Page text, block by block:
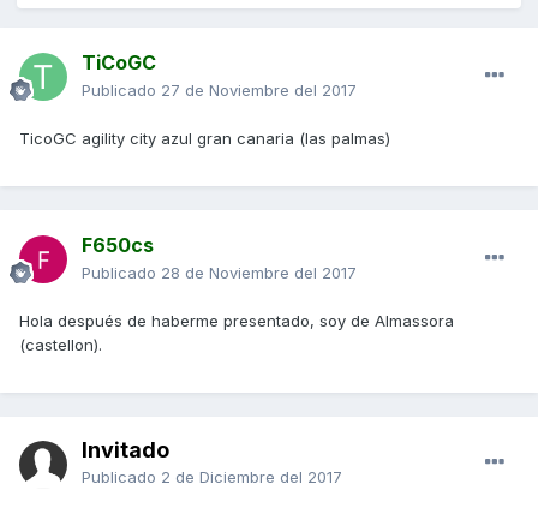
TiCoGC
Publicado 27 de Noviembre del 2017
TicoGC agility city azul gran canaria (las palmas)
F650cs
Publicado 28 de Noviembre del 2017
Hola después de haberme presentado, soy de Almassora
(castellon).
Invitado
Publicado 2 de Diciembre del 2017